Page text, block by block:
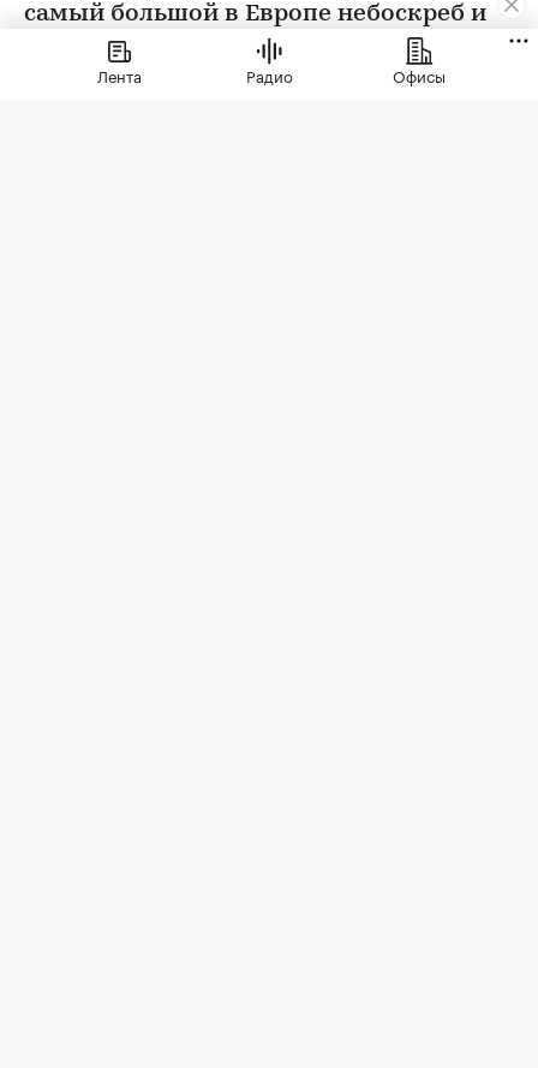
самый большой в Европе небоскреб и
другие проекты
Лента Радио Офисы